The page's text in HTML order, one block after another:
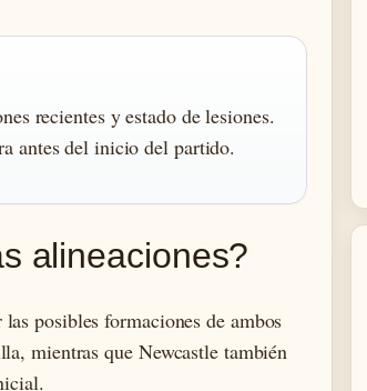
recientes y estado de lesiones.
antes del inicio del partido.
alineaciones?
posibles formaciones de ambos
mientras que Newcastle también